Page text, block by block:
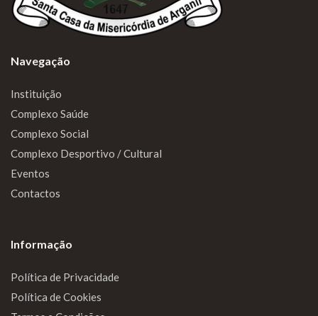
Navegação
Instituição
Complexo Saúde
Complexo Social
Complexo Desportivo / Cultural
Eventos
Contactos
Informação
Política de Privacidade
Política de Cookies